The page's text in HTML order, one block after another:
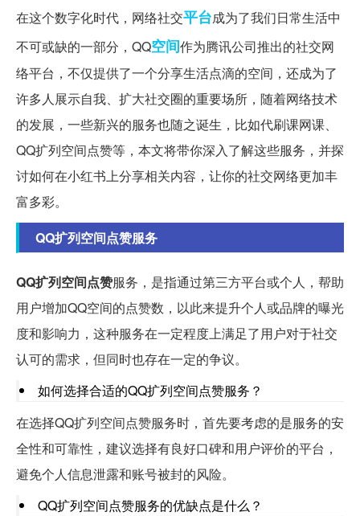
在这个数字化时代，网络社交平台成为了我们日常生活中
不可或缺的一部分，QQ空间作为腾讯公司推出的社交网
络平台，不仅提供了一个分享生活点滴的空间，还成为了
许多人展示自我、扩大社交圈的重要场所，随着网络技术
的发展，一些新兴的服务也随之诞生，比如代刷课网课、
QQ扩列空间点赞等，本文将带你深入了解这些服务，并探
讨如何在小红书上分享相关内容，让你的社交网络更加丰
富多彩。
QQ扩列空间点赞服务
QQ扩列空间点赞服务，是指通过第三方平台或个人，帮助
用户增加QQ空间的点赞数，以此来提升个人或品牌的曝光
度和影响力，这种服务在一定程度上满足了用户对于社交
认可的需求，但同时也存在一定的争议。
如何选择合适的QQ扩列空间点赞服务？
在选择QQ扩列空间点赞服务时，首先要考虑的是服务的安
全性和可靠性，建议选择有良好口碑和用户评价的平台，
避免个人信息泄露和账号被封的风险。
QQ扩列空间点赞服务的优缺点是什么？